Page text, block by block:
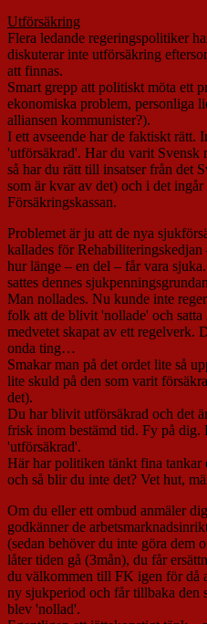
Utförsäkring
Flera ledande regeringspolitiker
diskuterar inte utförsäkring
att finnas.
Smart grepp att politiskt möta ett
ekonomiska problem, personliga
alliansen kommunister?).
I ett avseende har de faktiskt rätt.
'utförsäkrad'. Har du varit Svensk
så har du rätt till insatser från det
som är kvar av det) och i det ingår
Försäkringskassan.
Problemet är ju att de nya
kallades för Rehabiliteringskedjan
hur länge – en del – får vara
sattes dennes
Man nollades. Nu kunde inte
folk att de blivit 'nollade' och
medvetet skapat av ett regelverk.
onda ting…
Smakar man på det ordet lite så
lite skuld på den som varit
det).
Du har blivit utförsäkrad och det
frisk inom bestämd tid. Fy på
'utförsäkrad'.
Här har politiken tänkt fina tankar
och så blir du inte det? Vet hut,
Om du eller ett ombud anmäler
godkänner de
(sedan behöver du inte göra dem
låter tiden gå (3mån), du får
du välkommen till FK igen för då
ny sjukperiod och får tillbaka den
blev 'nollad'.